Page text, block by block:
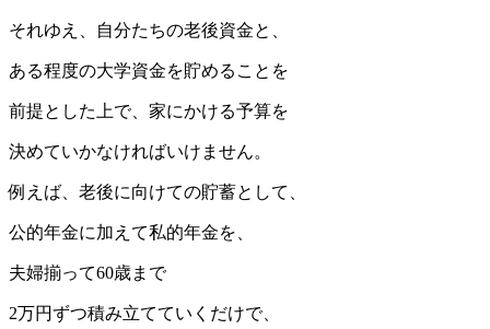
それゆえ、自分たちの老後資金と、
ある程度の大学資金を貯めることを
前提とした上で、家にかける予算を
決めていかなければいけません。
例えば、老後に向けての貯蓄として、
公的年金に加えて私的年金を、
夫婦揃って60歳まで
2万円ずつ積み立てていくだけで、